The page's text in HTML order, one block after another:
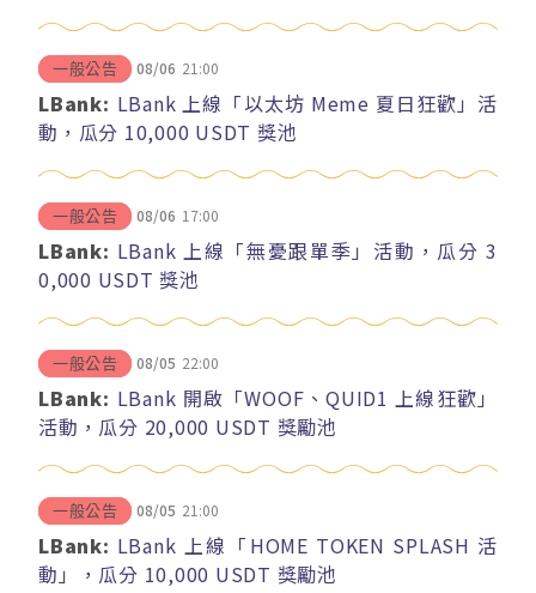
一般公告 08/06 21:00
LBank: LBank 上線「以太坊 Meme 夏日狂歡」活
動，瓜分 10,000 USDT 獎池
一般公告 08/06 17:00
LBank: LBank 上線「無憂跟單季」活動，瓜分 3
0,000 USDT 獎池
一般公告 08/05 22:00
LBank: LBank 開啟「WOOF、QUID1 上線狂歡」
活動，瓜分 20,000 USDT 獎勵池
一般公告 08/05 21:00
LBank: LBank 上線「HOME TOKEN SPLASH 活
動」，瓜分 10,000 USDT 獎勵池